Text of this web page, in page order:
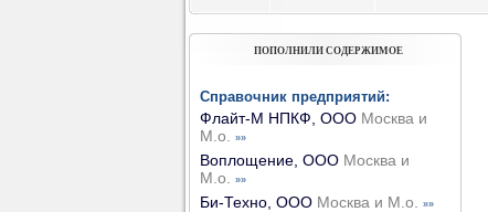
ПОПОЛНИЛИ СОДЕРЖИМОЕ
Справочник предприятий:
Флайт-М НПКФ, ООО Москва и
М.о.
»»
Воплощение, ООО Москва и
М.о.
»»
Би-Техно, ООО Москва и М.о. »»